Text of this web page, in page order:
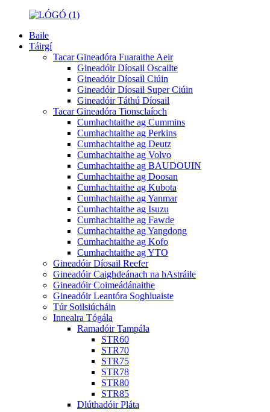
Baile
Táirgí
Tacar Gineadóra Fuaraithe Aeir
Gineadóir Díosail Oscailte
Gineadóir Díosail Ciúin
Gineadóir Díosail Super Ciúin
Gineadóir Táthú Díosail
Tacar Gineadóra Tionsclaíoch
Cumhachtaithe ag Cummins
Cumhachtaithe ag Perkins
Cumhachtaithe ag Deutz
Cumhachtaithe ag Volvo
Cumhachtaithe ag BAUDOUIN
Cumhachtaithe ag Doosan
Cumhachtaithe ag Kubota
Cumhachtaithe ag Yanmar
Cumhachtaithe ag Isuzu
Cumhachtaithe ag Fawde
Cumhachtaithe ag Yangdong
Cumhachtaithe ag Kofo
Cumhachtaithe ag YTO
Gineadóir Díosail Reefer
Gineadóir Caighdeánach na hAstráile
Gineadóir Coimeádánaithe
Gineadóir Leantóra Soghluaiste
Túr Soilsiúcháin
Innealra Tógála
Ramadóir Tampála
STR60
STR70
STR75
STR78
STR80
STR85
Dlúthadóir Pláta